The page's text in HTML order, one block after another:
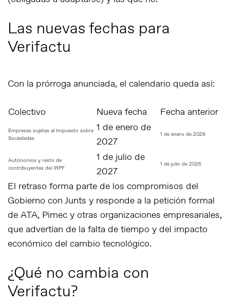
Las nuevas fechas para
Verifactu
Con la prórroga anunciada, el calendario queda así:
Colectivo Nueva fecha Fecha anterior
Empresas sujetas al Impuesto sobre
Sociedades
1 de enero de
2027
1 de enero de 2026
Autónomos y resto de
contribuyentes del IRPF
1 de julio de
2027
1 de julio de 2026
El retraso forma parte de los compromisos del
Gobierno con Junts y responde a la petición formal
de ATA, Pimec y otras organizaciones empresariales,
que advertían de la falta de tiempo y del impacto
económico del cambio tecnológico.
¿Qué no cambia con
Verifactu?